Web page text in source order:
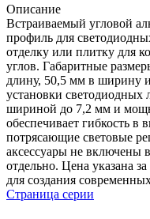
Описание
Встраиваемый угловой
профиль для
отделку или плитку для
углов. Габаритные
длину, 50,5 мм в ширину
установки светодиодных
шириной до 7,2 мм и
обеспечивает гибкость в
потрясающие световые
аксессуары не включены
отдельно. Цена указана
для создания
Страница серии